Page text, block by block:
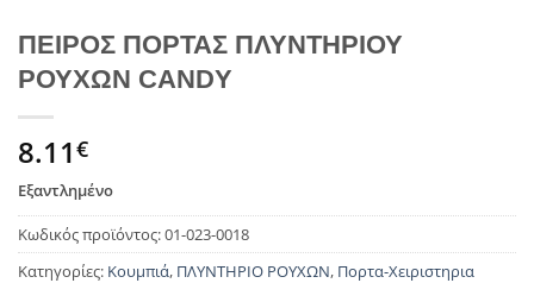
ΠΕΙΡΟΣ ΠΟΡΤΑΣ ΠΛΥΝΤΗΡΙΟΥ
ΡΟΥΧΩΝ CANDY
8.11€
Εξαντλημένο
Κωδικός προϊόντος:01-023-0018
Κατηγορίες: Κουμπιά, ΠΛΥΝΤΗΡΙΟ ΡΟΥΧΩΝ, Πορτα-Χειριστηρια